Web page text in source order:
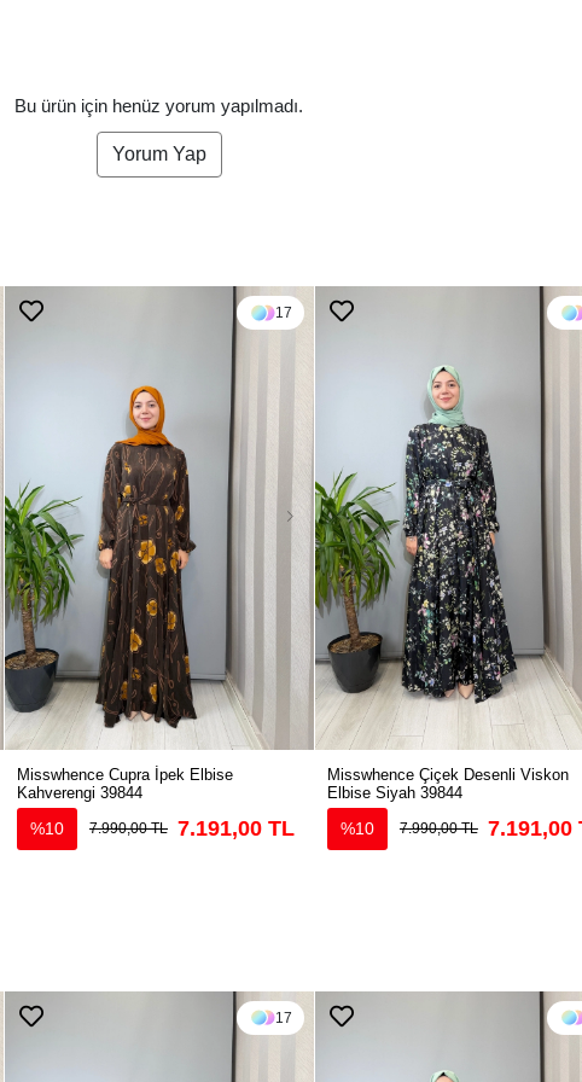
Bu ürün için henüz yorum yapılmadı.
Yorum Yap
17
Misswhence Cupra İpek Elbise
Kahverengi 39844
%10 7.990,00 TL 7.191,00 TL
Misswhence Çiçek Desenli Viskon
Elbise Siyah 39844
%10 7.990,00 TL 7.191,00
17